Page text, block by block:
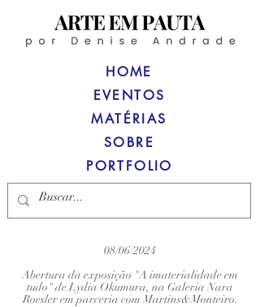
HOME
MATÉRIAS
SOBRE
PORTFOLIO
EVENTOS
08/06/2024
Abertura da exposição "A imaterialidade em
tudo" de Lydia Okumura, na Galeria Nara
Roesler em parceria com Martins&Monteiro.